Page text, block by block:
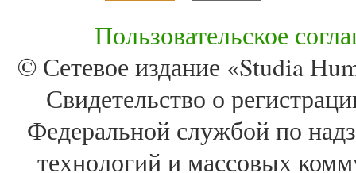
Пользовательское
© Сетевое издание «Studia
Свидетельство о
Федеральной службой по
технологий и массовых